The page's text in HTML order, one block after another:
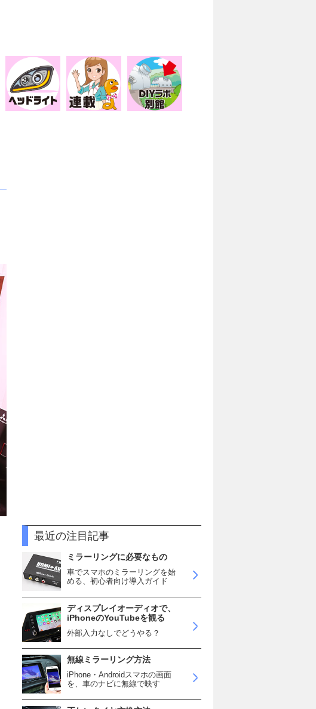
最近の注目記事
ミラーリングに必要なもの
車でスマホのミラーリングを始
める、初心者向け導入ガイド
ディスプレイオーディオで、
iPhoneのYouTubeを観る
外部入力なしでどうやる？
無線ミラーリング方法
iPhone・Androidスマホの画面
を、車のナビに無線で映す